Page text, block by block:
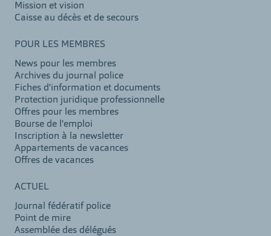
Mission et vision
Caisse au décès et de secours
POUR LES MEMBRES
News pour les membres
Archives du journal police
Fiches d'information et documents
Protection juridique professionnelle
Offres pour les membres
Bourse de l'emploi
Inscription à la newsletter
Appartements de vacances
Offres de vacances
ACTUEL
Journal fédératif police
Point de mire
Assemblée des délégués